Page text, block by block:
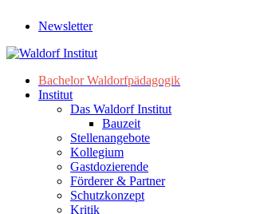
Newsletter
Bachelor Waldorfpädagogik
Institut
Das Waldorf Institut
Bauzeit
Stellenangebote
Kollegium
Gastdozierende
Förderer & Partner
Schutzkonzept
Kritik